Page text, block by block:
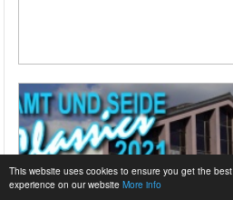
This website uses cookies to ensure you get the best
experience on our website More info